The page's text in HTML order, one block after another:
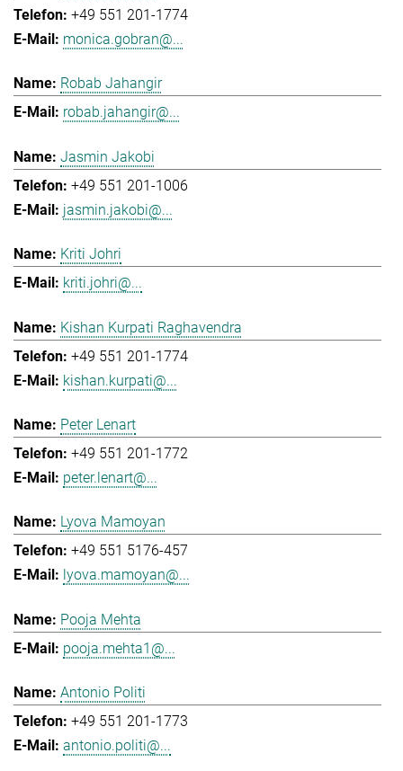
+49 551 201-1774
monica.gobran@...
Robab Jahangir
robab.jahangir@...
Jasmin Jakobi
+49 551 201-1006
jasmin.jakobi@...
Kriti Johri
kriti.johri@...
Kishan Kurpati Raghavendra
+49 551 201-1774
kishan.kurpati@...
Peter Lenart
+49 551 201-1772
peter.lenart@...
Lyova Mamoyan
+49 551 5176-457
lyova.mamoyan@...
Pooja Mehta
pooja.mehta1@...
Antonio Politi
+49 551 201-1773
antonio.politi@...